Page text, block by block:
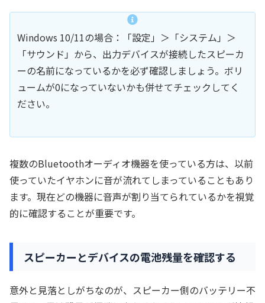
Windows 10/11の場合：「設定」＞「システム」＞
「サウンド」から、出力デバイスが接続したスピーカ
ーの名前になっているかを必ず確認しましょう。ボリ
ュームが0になっていないかも併せてチェックしてく
ださい。
複数のBluetoothオーディオ機器を使っている方は、以前
使っていたイヤホンに音が流れてしまっていることもあり
ます。現在どの機器に音声が割り当てられているかを視覚
的に確認することが重要です。
スピーカーとデバイスの電池残量を確認する
意外と見落としがちなのが、スピーカー側のバッテリー不